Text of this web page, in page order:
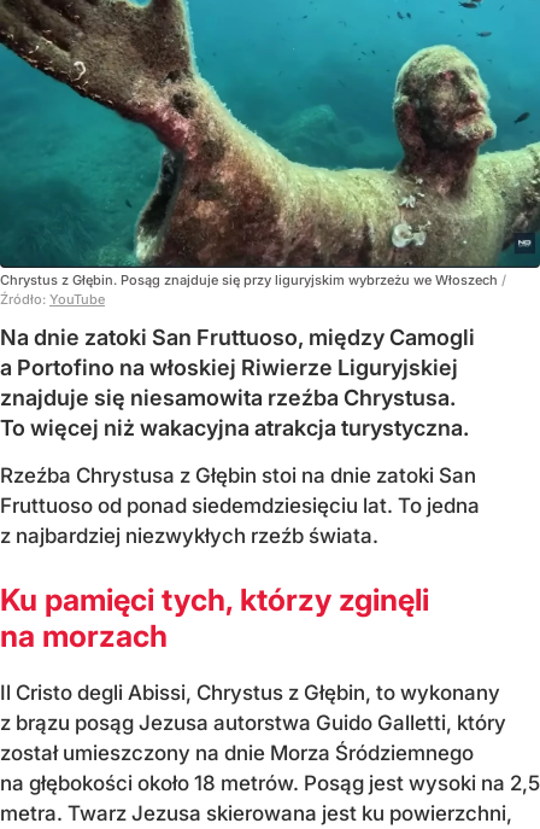
Chrystus z Głębin. Posąg znajduje się przy liguryjskim wybrzeżu we Włoszech /
Źródło: YouTube
Na dnie zatoki San Fruttuoso, między Camogli
a Portofino na włoskiej Riwierze Liguryjskiej
znajduje się niesamowita rzeźba Chrystusa.
To więcej niż wakacyjna atrakcja turystyczna.
Rzeźba Chrystusa z Głębin stoi na dnie zatoki San
Fruttuoso od ponad siedemdziesięciu lat. To jedna
z najbardziej niezwykłych rzeźb świata.
Ku pamięci tych, którzy zginęli
na morzach
Il Cristo degli Abissi, Chrystus z Głębin, to wykonany
z brązu posąg Jezusa autorstwa Guido Galletti, który
został umieszczony na dnie Morza Śródziemnego
na głębokości około 18 metrów. Posąg jest wysoki na 2,5
metra. Twarz Jezusa skierowana jest ku powierzchni,